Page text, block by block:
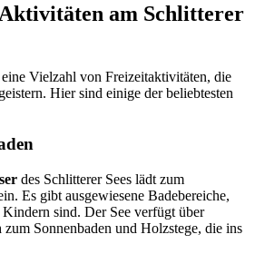
am Schlitterer
Vielzahl von Freizeitaktivitäten, die
Hier sind einige der beliebtesten
des Schlitterer Sees lädt zum
Es gibt ausgewiesene Badebereiche,
sind. Der See verfügt über
zum Sonnenbaden und Holzstege, die ins